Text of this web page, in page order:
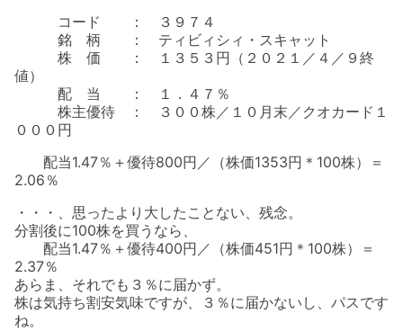
コード ： ３９７４
銘 柄 ： ティビィシィ・スキャット
株 価 ： １３５３円（２０２１／４／９終
値）
配 当 ： １．４７％
株主優待 ： ３００株／１０月末／クオカード１
０００円
配当1.47％＋優待800円／（株価1353円＊100株）＝
2.06％
・・・、思ったより大したことない、残念。
分割後に100株を買うなら、
配当1.47％＋優待400円／（株価451円＊100株）＝
2.37％
あらま、それでも３％に届かず。
株は気持ち割安気味ですが、３％に届かないし、パスです
ね。